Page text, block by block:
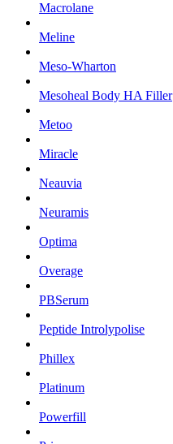
Macrolane
Meline
Meso-Wharton
Mesoheal Body HA Filler
Metoo
Miracle
Neauvia
Neuramis
Optima
Overage
PBSerum
Peptide Introlypolise
Phillex
Platinum
Powerfill